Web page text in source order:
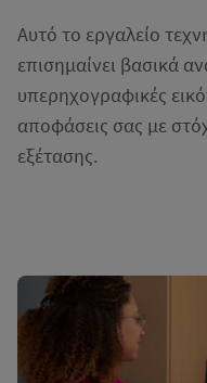
Αυτό το εργαλείο
επισημαίνει βασικά
υπερηχογραφικές
αποφάσεις σας με
εξέτασης.